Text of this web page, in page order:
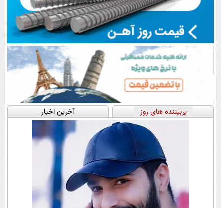
پربیننده های روز آخرین اخبار